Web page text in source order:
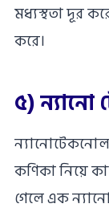
মধ্যস্থতা দূর
করে।
৫)
কণিকা নিয়ে
গেলে এক